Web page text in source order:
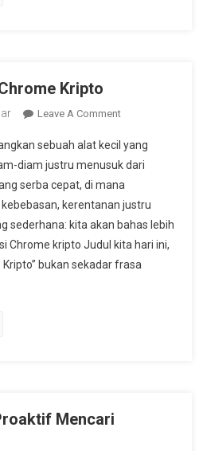
Kripto
Leave A CommentOn
Ekstensi
Chrome
Kripto
sebuah alat kecil yang
diam justru menusuk dari
serba cepat, di mana
kerentanan justru
sederhana: kita akan bahas lebih
Chrome kripto Judul kita hari ini,
bukan sekadar frasa
Mencari